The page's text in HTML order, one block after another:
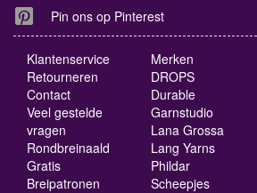
Pin ons op Pinterest
Klantenservice
Retourneren
Contact
Veel gestelde
vragen
Rondbreinaald
Gratis
Breipatronen
Merken
DROPS
Durable
Garnstudio
Lana Grossa
Lang Yarns
Phildar
Scheepjes